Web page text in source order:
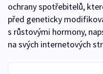
ochrany spotřebitelů,
před geneticky
s růstovými hormony,
na svých internetových